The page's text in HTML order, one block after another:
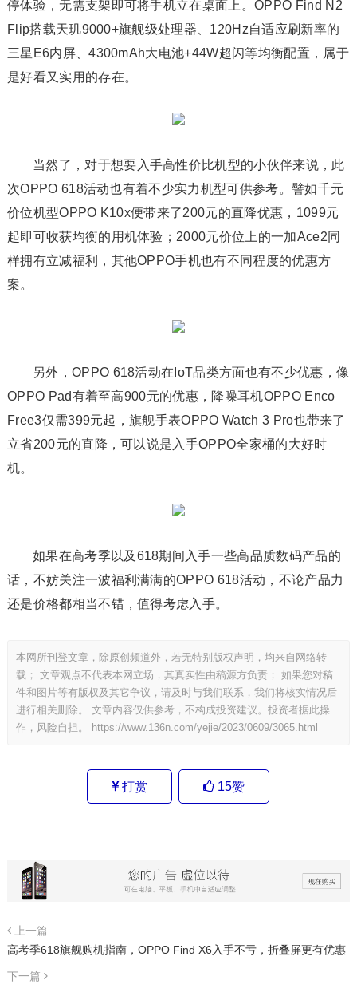
停体验，无需支架即可将手机立在桌面上。OPPO Find N2
Flip搭载天玑9000+旗舰级处理器、120Hz自适应刷新率的
三星E6内屏、4300mAh大电池+44W超闪等均衡配置，属于
是好看又实用的存在。
当然了，对于想要入手高性价比机型的小伙伴来说，此
次OPPO 618活动也有着不少实力机型可供参考。譬如千元
价位机型OPPO K10x便带来了200元的直降优惠，1099元
起即可收获均衡的用机体验；2000元价位上的一加Ace2同
样拥有立减福利，其他OPPO手机也有不同程度的优惠方
案。
另外，OPPO 618活动在IoT品类方面也有不少优惠，像
OPPO Pad有着至高900元的优惠，降噪耳机OPPO Enco
Free3仅需399元起，旗舰手表OPPO Watch 3 Pro也带来了
立省200元的直降，可以说是入手OPPO全家桶的大好时
机。
如果在高考季以及618期间入手一些高品质数码产品的
话，不妨关注一波福利满满的OPPO 618活动，不论产品力
还是价格都相当不错，值得考虑入手。
本网所刊登文章，除原创频道外，若无特别版权声明，均来自网络转
载； 文章观点不代表本网立场，其真实性由稿源方负责； 如果您对稿
件和图片等有版权及其它争议，请及时与我们联系，我们将核实情况后
进行相关删除。 文章内容仅供参考，不构成投资建议。投资者据此操
作，风险自担。
https://www.136n.com/yejie/2023/0609/3065.html
打赏 15赞
上一篇
高考季618旗舰购机指南，OPPO Find X6入手不亏，折叠屏更有优惠
下一篇